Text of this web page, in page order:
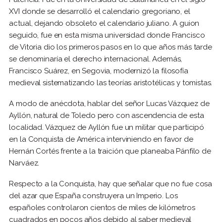
XVI donde se desarrolló el calendario gregoriano, el
actual, dejando obsoleto el calendario juliano. A guion
seguido, fue en esta misma universidad donde Francisco
de Vitoria dio los primeros pasos en lo que años más tarde
se denominaría el derecho internacional. Además,
Francisco Suárez, en Segovia, modernizó la filosofía
medieval sistematizando las teorías aristotélicas y tomistas.
A modo de anécdota, hablar del señor Lucas Vázquez de
Ayllón, natural de Toledo pero con ascendencia de esta
localidad. Vázquez de Ayllón fue un militar que participó
en la Conquista de América interviniendo en favor de
Hernán Cortés frente a la traición que planeaba Pánfilo de
Narváez.
Respecto a la Conquista, hay que señalar que no fue cosa
del azar que España construyera un Imperio. Los
españoles controlaron cientos de miles de kilómetros
cuadrados en pocos años debido al saber medieval